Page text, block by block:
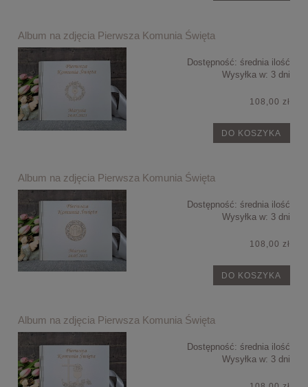
Album na zdjęcia Pierwsza Komunia Święta
Dostępność: średnia ilość
Wysyłka w: 3 dni
108,00 zł
DO KOSZYKA
Album na zdjęcia Pierwsza Komunia Święta
Dostępność: średnia ilość
Wysyłka w: 3 dni
108,00 zł
DO KOSZYKA
Album na zdjęcia Pierwsza Komunia Święta
Dostępność: średnia ilość
Wysyłka w: 3 dni